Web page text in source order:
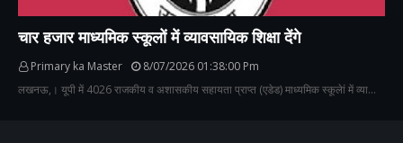
चार हजार माध्यमिक स्कूलों में व्यावसायिक शिक्षा देंगे
Primary ka Master
8/07/2026 01:38:00 Pm
लखनऊ,। यूपी में 4026 राजकीय व अशासकीय सहायता प्राप्त (एडेड) माध्यमिक स्कूलेां में व्या…